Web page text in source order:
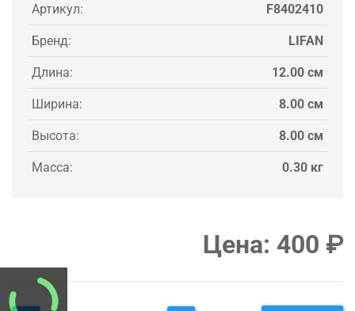
Артикул: F8402410
Бренд: LIFAN
Длина: 12.00 см
Ширина: 8.00 см
Высота: 8.00 см
Масса: 0.30 кг
Цена: 400 ₽